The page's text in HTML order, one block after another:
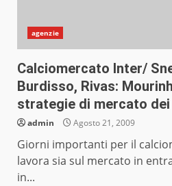
agenzie
Calciomercato Inter/
Burdisso, Rivas:
strategie di mercato
admin Agosto 21, 2009
Giorni importanti per il
lavora sia sul mercato in
in...